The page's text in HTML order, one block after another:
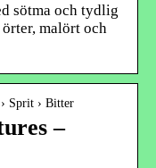
sötma och tydlig
malört och
Sprit › Bitter
–